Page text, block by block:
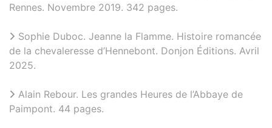
Rennes. Novembre 2019. 342 pages.
Sophie Duboc. Jeanne la Flamme. Histoire romancée
de la chevaleresse d’Hennebont. Donjon Éditions. Avril
2025.
Alain Rebour. Les grandes Heures de l’Abbaye de
Paimpont. 44 pages.